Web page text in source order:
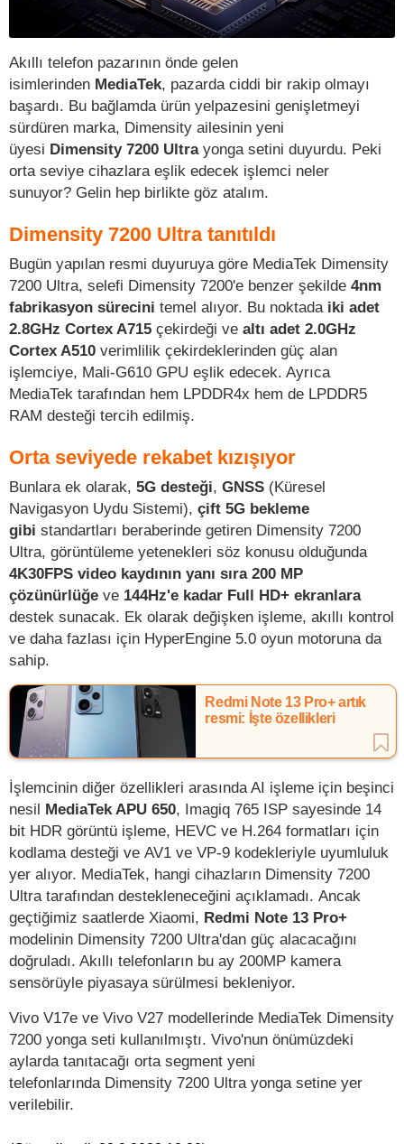
Akıllı telefon pazarının önde gelen
isimlerinden MediaTek, pazarda ciddi bir rakip olmayı
başardı. Bu bağlamda ürün yelpazesini genişletmeyi
sürdüren marka, Dimensity ailesinin yeni
üyesi Dimensity 7200 Ultrayonga setini duyurdu. Peki
orta seviye cihazlara eşlik edecek işlemci neler
sunuyor? Gelin hep birlikte göz atalım.
Dimensity 7200 Ultra tanıtıldı
Bugün yapılan resmi duyuruya göre MediaTek Dimensity
7200 Ultra, selefi Dimensity 7200'e benzer şekilde 4nm
fabrikasyon sürecini temel alıyor. Bu noktada iki adet
2.8GHz Cortex A715 çekirdeği ve altı adet 2.0GHz
Cortex A510 verimlilik çekirdeklerinden güç alan
işlemciye, Mali-G610 GPU eşlik edecek. Ayrıca
MediaTek tarafından hem LPDDR4x hem de LPDDR5
RAM desteği tercih edilmiş.
Orta seviyede rekabet kızışıyor
Bunlara ek olarak, 5G desteği, GNSS (Küresel
Navigasyon Uydu Sistemi), çift 5G bekleme
gibi standartları beraberinde getiren Dimensity 7200
Ultra, görüntüleme yetenekleri söz konusu olduğunda
4K30FPS video kaydının yanı sıra 200 MP
çözünürlüğe ve 144Hz'e kadar Full HD+ ekranlara
destek sunacak. Ek olarak değişken işleme, akıllı kontrol
ve daha fazlası için HyperEngine 5.0 oyun motoruna da
sahip.
Redmi Note 13 Pro+ artık
resmi: İşte özellikleri
İşlemcinin diğer özellikleri arasında AI işleme için beşinci
nesil MediaTek APU 650, Imagiq 765 ISP sayesinde 14
bit HDR görüntü işleme, HEVC ve H.264 formatları için
kodlama desteği ve AV1 ve VP-9 kodekleriyle uyumluluk
yer alıyor. MediaTek, hangi cihazların Dimensity 7200
Ultra tarafından destekleneceğini açıklamadı. Ancak
geçtiğimiz saatlerde Xiaomi, Redmi Note 13 Pro+
modelinin Dimensity 7200 Ultra'dan güç alacacağını
doğruladı. Akıllı telefonların bu ay 200MP kamera
sensörüyle piyasaya sürülmesi bekleniyor.
Vivo V17e ve Vivo V27 modellerinde MediaTek Dimensity
7200 yonga seti kullanılmıştı. Vivo'nun önümüzdeki
aylarda tanıtacağı orta segment yeni
telefonlarında Dimensity 7200 Ultra yonga setine yer
verilebilir.